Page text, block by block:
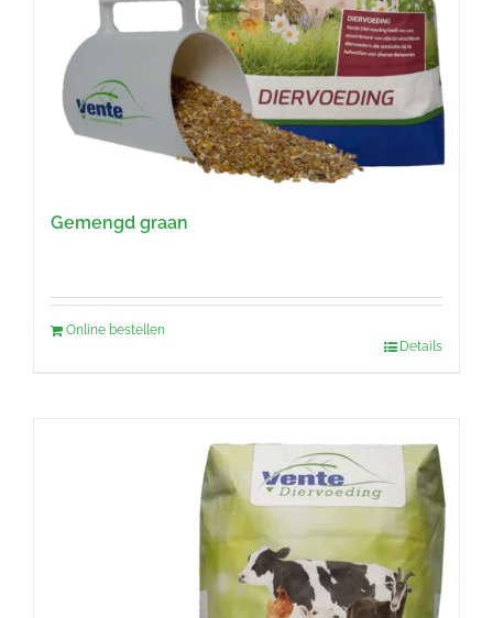
Gemengd graan
Online bestellen
Details